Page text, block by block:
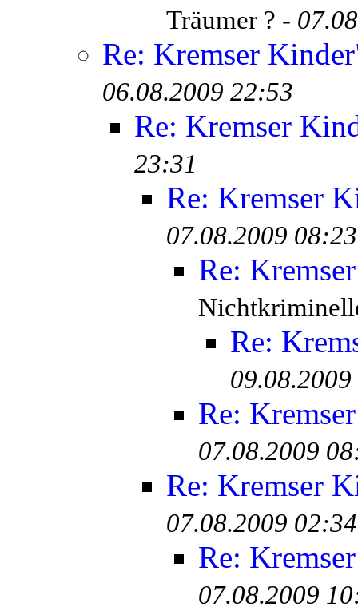
Träumer ? -
Re: Kremser
06.08.2009 22:53
Re: Kremser
23:31
Re: Kremser
07.08.2009 08:23
Re:
Re:
Re:
07.08.2009
Re: Kremser
07.08.2009 02:34
Re:
07.08.2009